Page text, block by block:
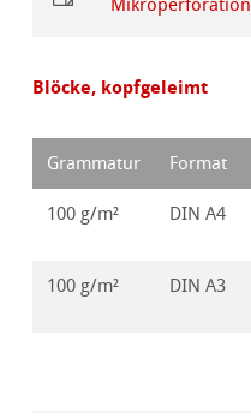
Mikroperforation
Blöcke, kopfgeleimt
Grammatur Format
100 g/m² DIN A4
100 g/m² DIN A3